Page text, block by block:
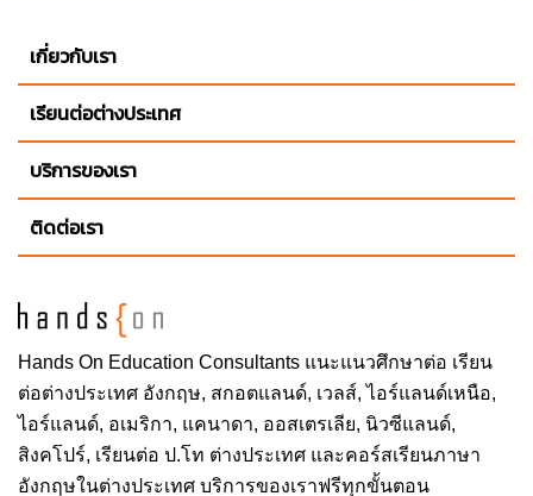
Hands On Education Consultants แนะแนวศึกษาต่อ เรียน
ต่อต่างประเทศ อังกฤษ, สกอตแลนด์, เวลส์, ไอร์แลนด์เหนือ,
ไอร์แลนด์, อเมริกา, แคนาดา, ออสเตรเลีย, นิวซีแลนด์,
สิงคโปร์, เรียนต่อ ป.โท ต่างประเทศ และคอร์สเรียนภาษา
อังกฤษในต่างประเทศ บริการของเราฟรีทุกขั้นตอน
เกี่ยวกับเรา
เรียนต่อต่างประเทศ
บริการของเรา
ติดต่อเรา